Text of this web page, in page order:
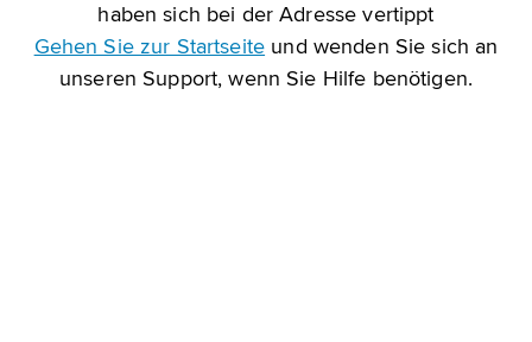
haben sich bei der Adresse vertippt
Gehen Sie zur Startseite und wenden Sie sich an
unseren Support, wenn Sie Hilfe benötigen.